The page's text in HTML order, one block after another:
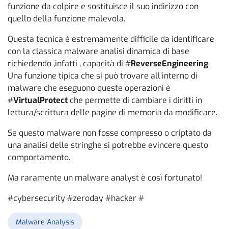
funzione da colpire e sostituisce il suo indirizzo con
quello della funzione malevola.
Questa tecnica è estremamente difficile da identificare
con la classica malware analisi dinamica di base
richiedendo ,infatti , capacità di #ReverseEngineering.
Una funzione tipica che si può trovare all’interno di
malware che eseguono queste operazioni è
#VirtualProtect che permette di cambiare i diritti in
lettura/scrittura delle pagine di memoria da modificare.
Se questo malware non fosse compresso o criptato da
una analisi delle stringhe si potrebbe evincere questo
comportamento.
Ma raramente un malware analyst è così fortunato!
#cybersecurity #zeroday #hacker #
Malware Analysis